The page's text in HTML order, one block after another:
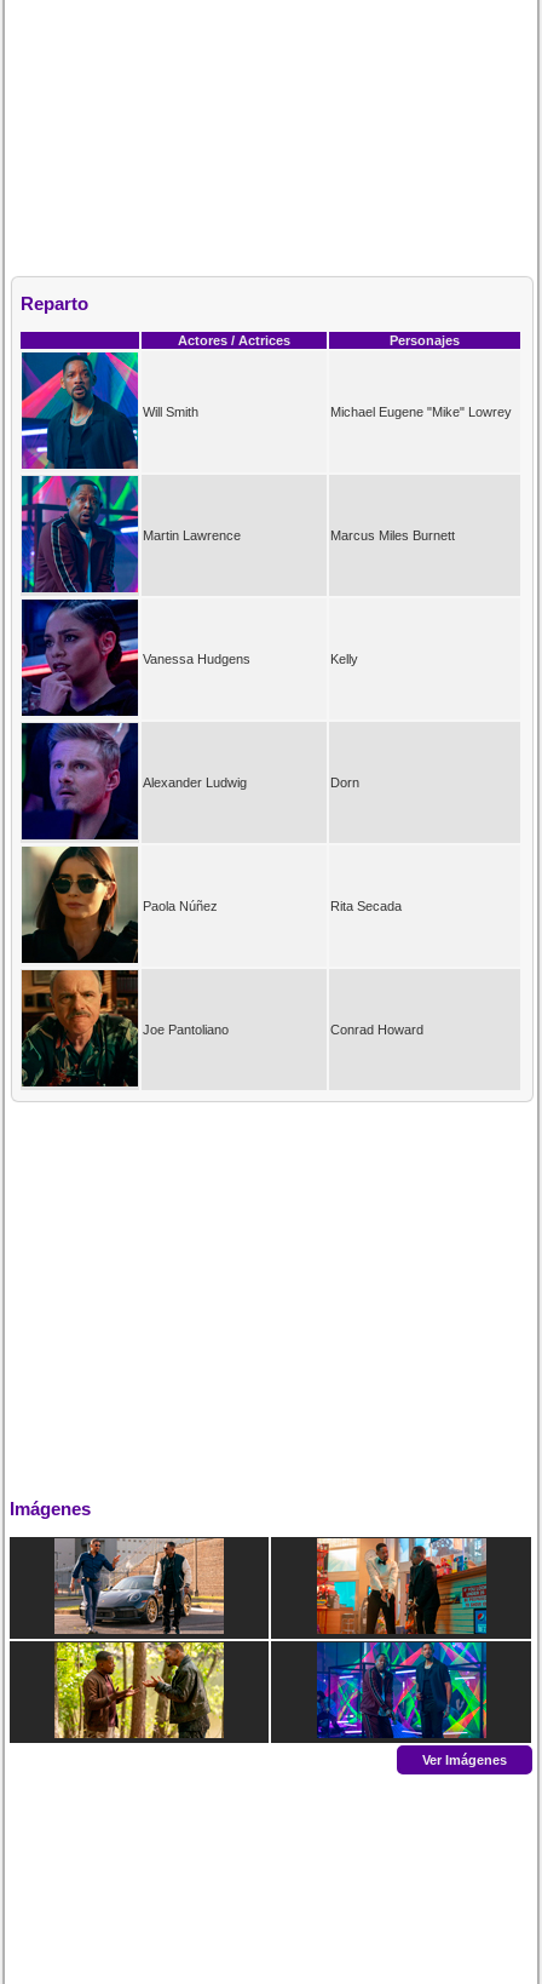
Reparto
Actores / Actrices Personajes
Will Smith Michael Eugene "Mike" Lowrey
Martin Lawrence Marcus Miles Burnett
Vanessa Hudgens Kelly
Alexander Ludwig Dorn
Paola Núñez Rita Secada
Joe Pantoliano Conrad Howard
Imágenes
Ver Imágenes